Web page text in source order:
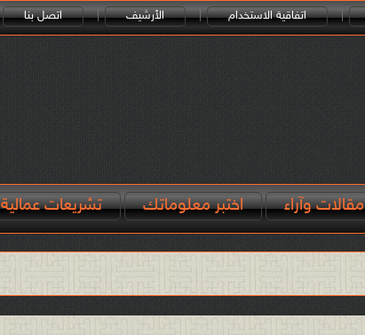
اتفاقية الاستخدام الأرشيف اتصل بنا
مقالات وآراء اختبر معلوماتك تشريعات عمالية